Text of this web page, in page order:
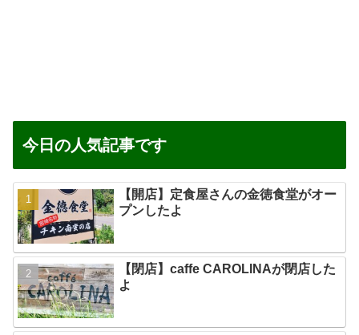
今日の人気記事です
【開店】定食屋さんの金徳食堂がオー
プンしたよ
【閉店】caffe CAROLINAが閉店した
よ